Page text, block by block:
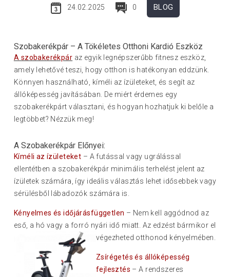
24.02.2025 0 BLOG
Szobakerékpár – A Tökéletes Otthoni Kardió Eszköz
A szobakerékpár az egyik legnépszerűbb fitnesz eszköz,
amely lehetővé teszi, hogy otthon is hatékonyan eddzünk.
Könnyen használható, kíméli az ízületeket, és segít az
állóképesség javításában. De miért érdemes egy
szobakerékpárt választani, és hogyan hozhatjuk ki belőle a
legtöbbet? Nézzük meg!
A Szobakerékpár Előnyei:
Kíméli az ízületeket – A futással vagy ugrálással
ellentétben a szobakerékpár minimális terhelést jelent az
ízületek számára, így ideális választás lehet idősebbek vagy
sérülésből lábadozók számára is.
Kényelmes és időjárásfüggetlen – Nem kell aggódnod az
eső, a hó vagy a forró nyári idő miatt. Az edzést bármikor el
végezheted otthonod kényelmében.
Zsírégetés és állóképesség
fejlesztés – A rendszeres